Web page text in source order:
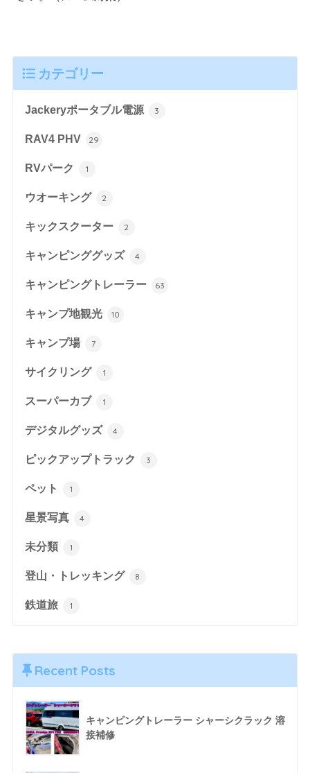
カテゴリー
Jackeryポータブル電源 3
RAV4 PHV 29
RVパーク 1
ウオーキング 2
キックスクーター 2
キャンピンググッズ 4
キャンピングトレーラー 63
キャンプ地観光 10
キャンプ場 7
サイクリング 1
スーパーカブ 1
デジタルグッズ 4
ピックアップトラック 3
ペット 1
星景写真 4
未分類 1
登山・トレッキング 8
鉄道旅 1
Recent Posts
キャンピングトレーラー シャーシクラック 溶
接補修